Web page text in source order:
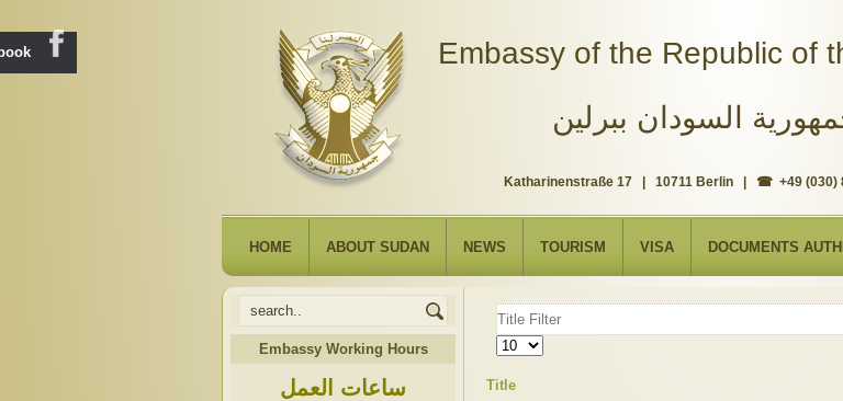
Katharinenstraße 17 | 10711 Berlin | ☎ +49 (030)
Embassy of the Republic of
السودان ببرلين
HOME ABOUT SUDAN NEWS TOURISM VISA DOCUMENTS
Embassy Working Hours
ساعات العمل
Title
Filter
Display
#
Title